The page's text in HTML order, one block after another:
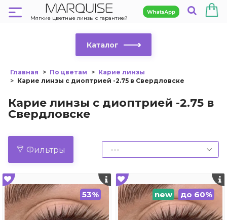
MARQUISE
Мягкие цветные линзы с гарантией
Каталог
Главная По цветам
Карие линзы
Карие линзы с диоптрией -2.75 в Свердловске
Карие линзы с диоптрией -2.75 в
Свердловске
Фильтры
53% new до 60%